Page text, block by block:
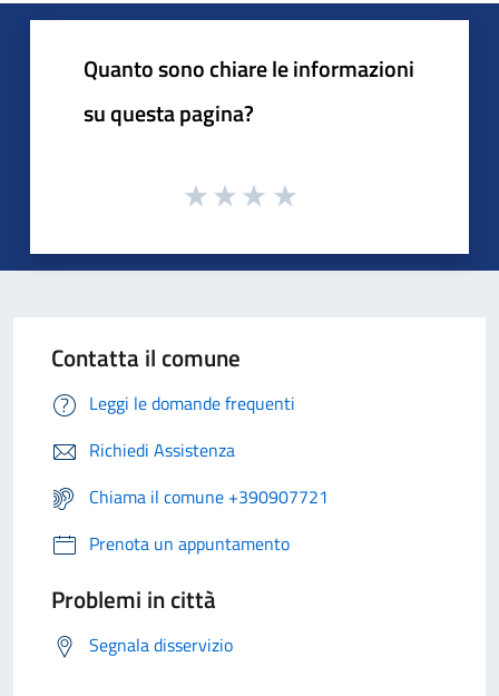
Quanto sono chiare le informazioni
su questa pagina?
Contatta il comune
Leggi le domande frequenti
Richiedi Assistenza
Chiama il comune +390907721
Prenota un appuntamento
Problemi in città
Segnala disservizio